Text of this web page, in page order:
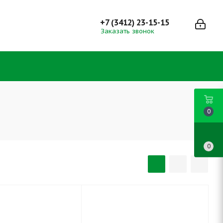
+7 (3412) 23-15-15
Заказать звонок
0
0